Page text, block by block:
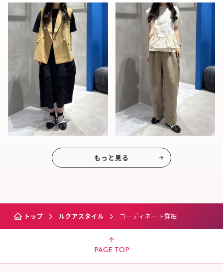
もっと見る
トップ ルクアスタイル コーディネート詳細
PAGE TOP